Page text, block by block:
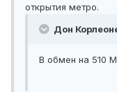
открытия метро.
Дон
В обмен на 510